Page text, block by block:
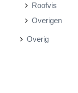
Roofvis
Overigen
Overig